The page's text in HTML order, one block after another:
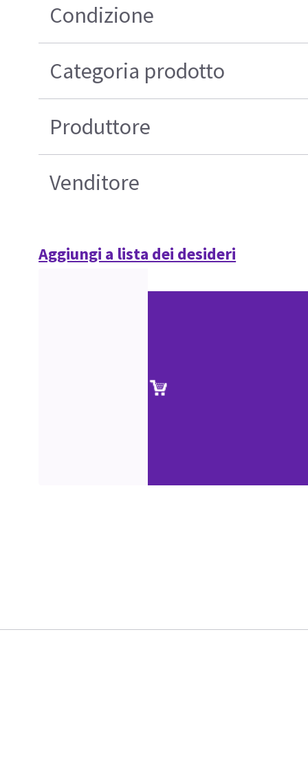
Condizione
Categoria prodotto
Produttore
Venditore
Aggiungi a lista dei desideri